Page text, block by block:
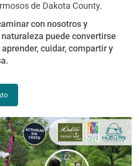
de Dakota County.
con nosotros y
puede convertirse
cuidar, compartir y